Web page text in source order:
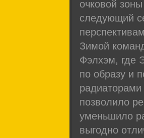
очковой
следующий
Зимой
Фэлхэм, где
по образу и
радиаторами
позволило
уменьшило
выгодно